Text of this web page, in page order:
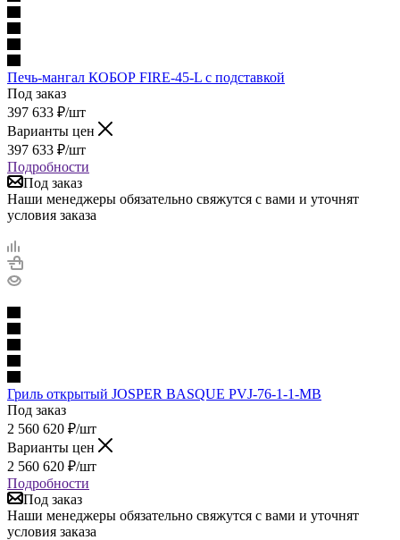
Печь-мангал КОБОР FIRE-45-L с подставкой
Под заказ
397 633 ₽/шт
Варианты цен
397 633 ₽/шт
Подробности
Под заказ
Наши менеджеры обязательно свяжутся с вами и уточнят
условия заказа
Гриль открытый JOSPER BASQUE PVJ-76-1-1-MB
Под заказ
2 560 620 ₽/шт
Варианты цен
2 560 620 ₽/шт
Подробности
Под заказ
Наши менеджеры обязательно свяжутся с вами и уточнят
условия заказа